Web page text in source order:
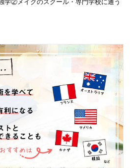
学②メイクのスクール・専門学校に通う